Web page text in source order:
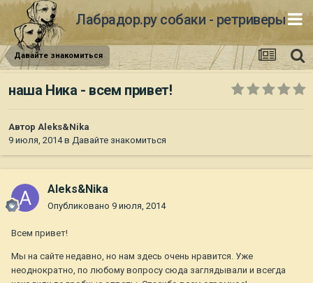
Лабрадор.ру собаки - ретриверы
Давайте знакомиться
наша Ника - всем привет!
Автор Aleks&Nika
9 июля, 2014в Давайте знакомиться
Aleks&Nika
Опубликовано 9 июля, 2014
Всем привет!
Мы на сайте недавно, но нам здесь очень нравится. Уже
неоднократно, по любому вопросу сюда заглядывали и всегда